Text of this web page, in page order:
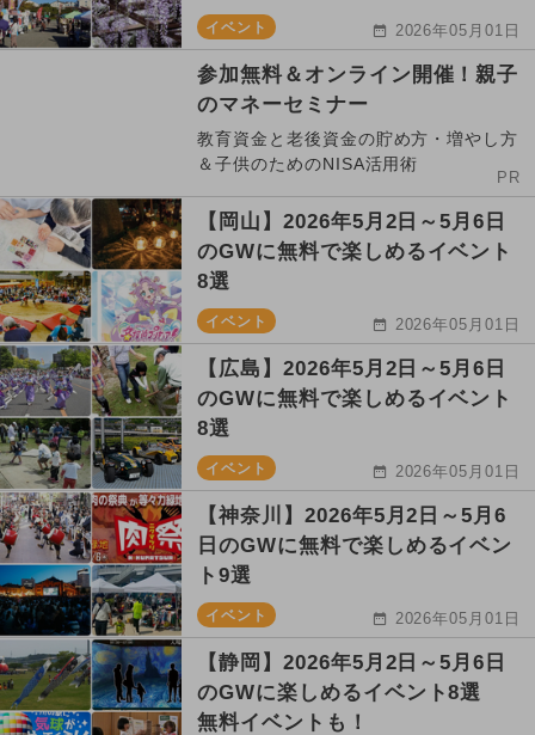
イベント 2026年05月01日
参加無料＆オンライン開催！親子
のマネーセミナー
教育資金と老後資金の貯め方・増やし方
＆子供のためのNISA活用術
PR
【岡山】2026年5月2日～5月6日
のGWに無料で楽しめるイベント
8選
イベント 2026年05月01日
【広島】2026年5月2日～5月6日
のGWに無料で楽しめるイベント
8選
イベント 2026年05月01日
【神奈川】2026年5月2日～5月6
日のGWに無料で楽しめるイベン
ト9選
イベント 2026年05月01日
【静岡】2026年5月2日～5月6日
のGWに楽しめるイベント8選
無料イベントも！